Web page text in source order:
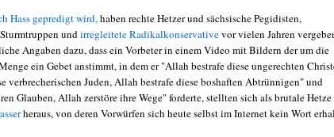
Hass gepredigt wird, haben rechte Hetzer und sächsische Pegidisten,
und irregleitete Radikalkonservativevor vielen Jahren
Angaben dazu, dass ein Vorbeter in einem Video mit Bildern der um die
ein Gebet anstimmt, in dem er "Allah bestrafe diese ungerechten
verbrecherischen Juden, Allah bestrafe diese boshaften Abtrünnigen" und
Glauben, Allah zerstöre ihre Wege" forderte, stellten sich als brutale Hetze
heraus, von deren Vorwürfen sich heute selbst im Internet kein Wort